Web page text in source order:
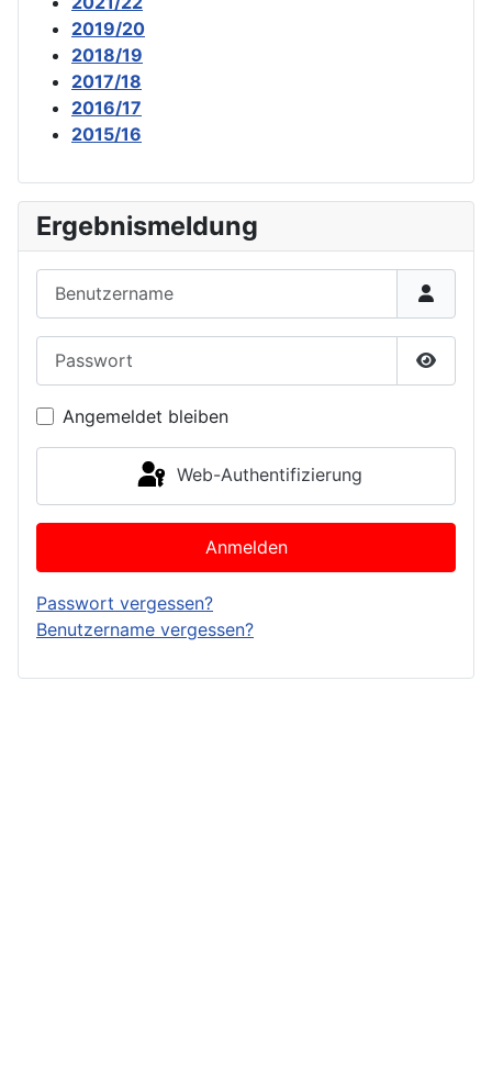
2019/20
2018/19
2017/18
2016/17
2015/16
Ergebnismeldung
Angemeldet bleiben
Web-Authentifizierung
Anmelden
Passwort vergessen?
Benutzername vergessen?